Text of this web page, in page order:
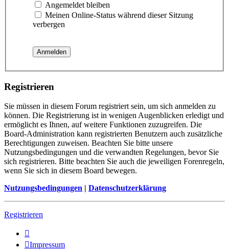
Angemeldet bleiben
Meinen Online-Status während dieser Sitzung
verbergen
Registrieren
Sie müssen in diesem Forum registriert sein, um sich anmelden zu
können. Die Registrierung ist in wenigen Augenblicken erledigt und
ermöglicht es Ihnen, auf weitere Funktionen zuzugreifen. Die
Board-Administration kann registrierten Benutzern auch zusätzliche
Berechtigungen zuweisen. Beachten Sie bitte unsere
Nutzungsbedingungen und die verwandten Regelungen, bevor Sie
sich registrieren. Bitte beachten Sie auch die jeweiligen Forenregeln,
wenn Sie sich in diesem Board bewegen.
Nutzungsbedingungen | Datenschutzerklärung
Registrieren
Impressum